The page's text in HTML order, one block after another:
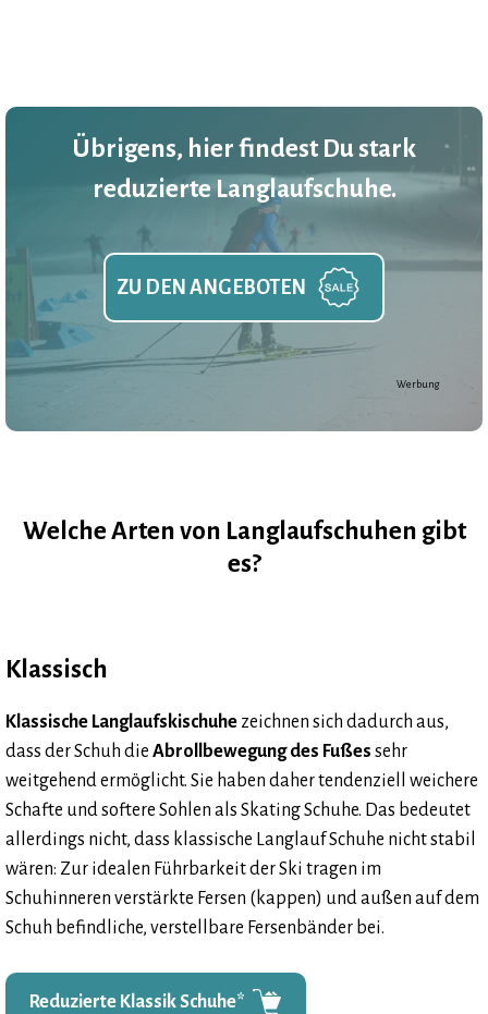
Übrigens, hier findest Du stark
reduzierte Langlaufschuhe.
ZU DEN ANGEBOTEN
Werbung
Welche Arten von Langlaufschuhen gibt
es?
Klassisch
Klassische Langlaufskischuhe zeichnen sich dadurch aus,
dass der Schuh die Abrollbewegung des Fußes sehr
weitgehend ermöglicht. Sie haben daher tendenziell weichere
Schafte und softere Sohlen als Skating Schuhe. Das bedeutet
allerdings nicht, dass klassische Langlauf Schuhe nicht stabil
wären: Zur idealen Führbarkeit der Ski tragen im
Schuhinneren verstärkte Fersen (kappen) und außen auf dem
Schuh befindliche, verstellbare Fersenbänder bei.
Reduzierte Klassik Schuhe*